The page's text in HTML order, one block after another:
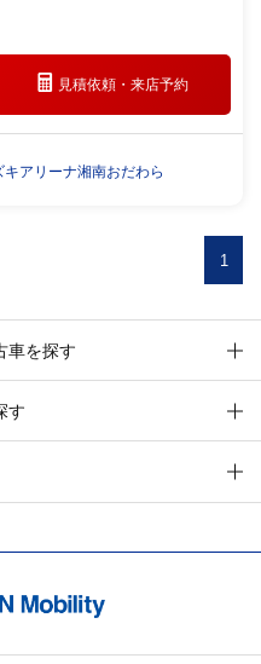
見積依頼・来店予約
アリーナ湘南おだわら
1
車を探す
す